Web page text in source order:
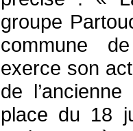
groupe
commune
exerce son
de
place du 18